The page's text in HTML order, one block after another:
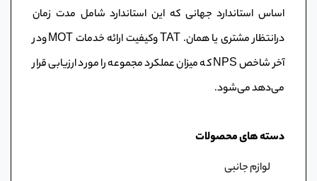
اساس استاندارد جهانی که این استاندارد شامل مدت زمان
درانتظار مشتری یا همان. TAT وکیفیت ارائه خدمات MOT ودر
آخر شاخص NPS که میزان عملکرد مجموعه را مورد ارزیابی قرار
می‌دهد می‌شود.
دسته های محصولات
لوازم جانبی